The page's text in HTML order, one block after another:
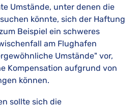
Umstände, unter denen die
könnte, sich der Haftung
Beispiel ein schweres
am Flughafen
Umstände" vor,
Kompensation aufgrund von
können.
sollte sich die